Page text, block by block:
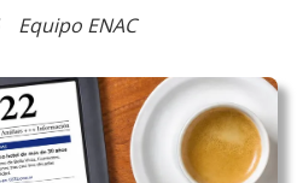
Equipo ENAC